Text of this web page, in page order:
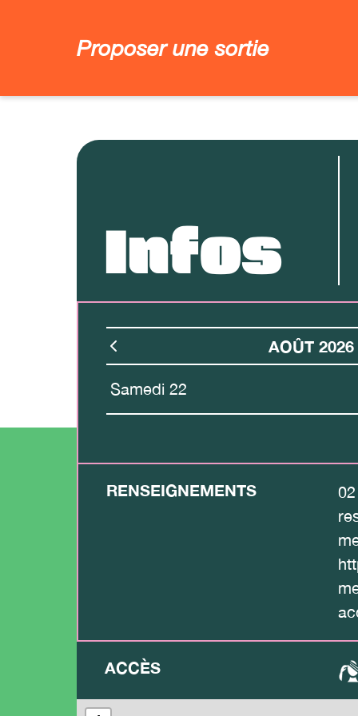
Proposer une sortie
Infos
AOÛT 2026
Samedi 22
RENSEIGNEMENTS
ACCÈS